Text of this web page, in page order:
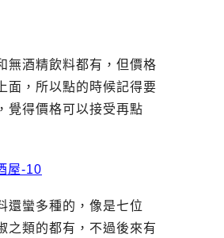
無酒精飲料都有，但價格
面，所以點的時候記得要
覺得價格可以接受再點
還蠻多種的，像是七位
之類的都有，不過後來有